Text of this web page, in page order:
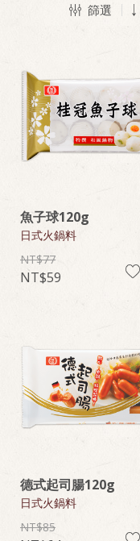
篩選
魚子球120g
日式火鍋料
77
59
德式起司腸120g
日式火鍋料
85